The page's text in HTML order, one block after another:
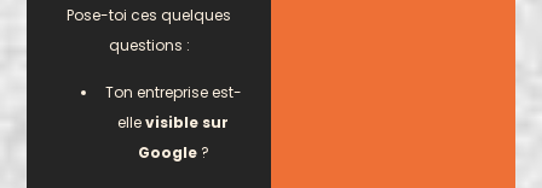
Pose-toi ces quelques
questions :
Ton entreprise est-
ellevisible sur
Google?